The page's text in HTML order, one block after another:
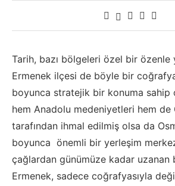
Tarih, bazı bölgeleri özel bir özenle
Ermenek ilçesi de böyle bir
boyunca stratejik bir konuma sahip
hem Anadolu medeniyetleri hem de
tarafından ihmal edilmiş olsa da
boyunca önemli bir yerleşim
çağlardan günümüze kadar uzanan
Ermenek, sadece coğrafyasıyla